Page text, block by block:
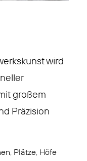
wird
großem
Präzision
Plätze, Höfe